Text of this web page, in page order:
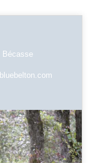
Bécasse
bluebelton.com